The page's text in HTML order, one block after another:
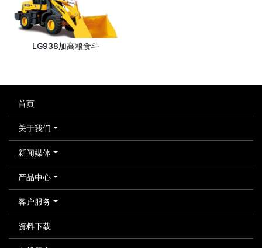
LG938加高粮食斗
首页
关于我们
新闻媒体
产品中心
客户服务
资料下载